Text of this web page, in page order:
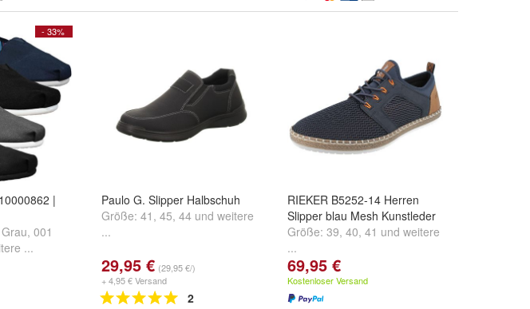
- 33%
|
Grau, 001
...
Paulo G. Slipper Halbschuh
Größe: 41 , 45, 44 und weitere
...
29,95 € (29,95 €/)
+ 4,95 € Versand
2
RIEKER B5252-14 Herren
Slipper blau Mesh Kunstleder
Größe: 39, 40, 41 und weitere
...
69,95 €
Kostenloser Versand